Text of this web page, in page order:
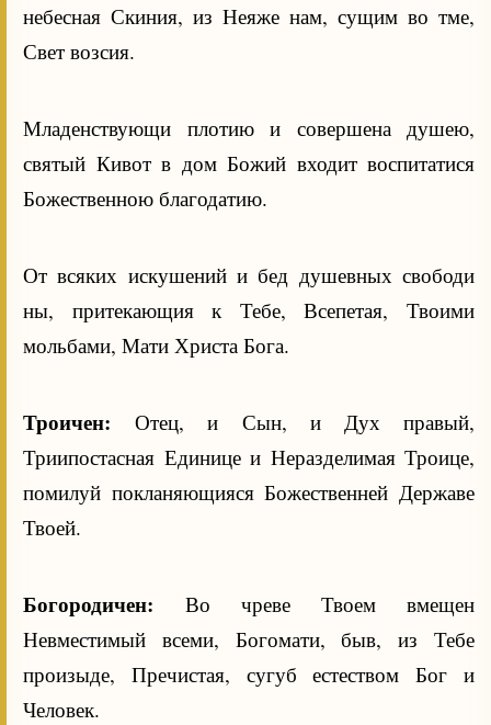
небесная Скиния, из Неяже нам, сущим во тме,
Свет возсия.
Младенствующи плотию и совершена душею,
святый Кивот в дом Божий входит воспитатися
Божественною благодатию.
От всяких искушений и бед душевных свободи
ны, притекающия к Тебе, Всепетая, Твоими
мольбами, Мати Христа Бога.
Троичен:Отец, и Сын, и Дух правый,
Триипостасная Единице и Неразделимая Троице,
помилуй покланяющияся Божественней Державе
Твоей.
Богородичен: Во чреве Твоем вмещен
Невместимый всеми, Богомати, быв, из Тебе
произыде, Пречистая, сугуб естеством Бог и
Человек.